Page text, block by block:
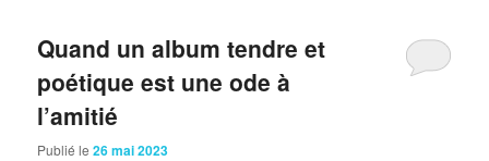
Quand un album tendre et
poétique est une ode à
l’amitié
Publié le26 mai 2023